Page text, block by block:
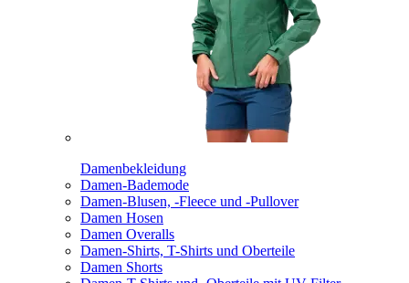
Damenbekleidung
Damen-Bademode
Damen-Blusen, -Fleece und -Pullover
Damen Hosen
Damen Overalls
Damen-Shirts, T-Shirts und Oberteile
Damen Shorts